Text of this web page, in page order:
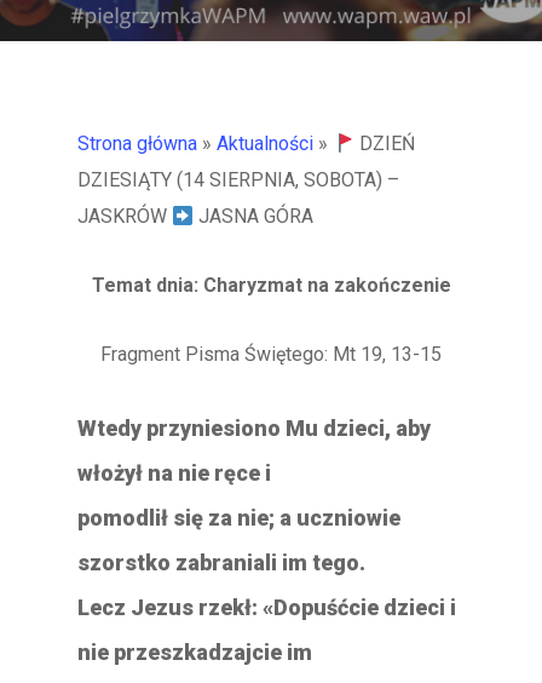
Strona główna » Aktualności »
DZIEŃ
DZIESIĄTY (14 SIERPNIA, SOBOTA) –
JASKRÓW
JASNA GÓRA
Temat dnia: Charyzmat na zakończenie
Fragment Pisma Świętego: Mt 19, 13-15
Wtedy przyniesiono Mu dzieci, aby
włożył na nie ręce i
pomodlił się za nie; a uczniowie
szorstko zabraniali im tego.
Lecz Jezus rzekł: «Dopuśćcie dzieci i
nie przeszkadzajcie im